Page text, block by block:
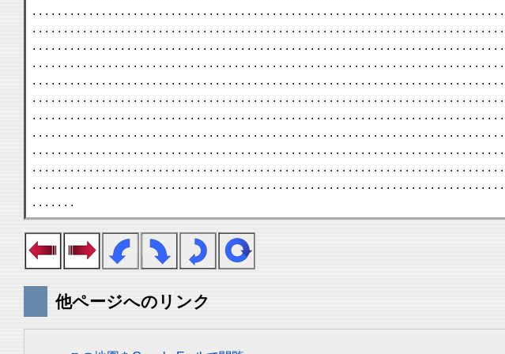
. . . . . . . . . . . . . . . . . . . . . . . . . . . . . . . . . . . . . . . . . . . . . . . . . . . . . . . . . . . . . . . . . . . . . . . . .
. . . . . . . . . . . . . . . . . . . . . . . . . . . . . . . . . . . . . . . . . . . . . . . . . . . . . . . . . . . . . . . . . . . . . . . . .
. . . . . . . . . . . . . . . . . . . . . . . . . . . . . . . . . . . . . . . . . . . . . . . . . . . . . . . . . . . . . . . . . . . . . . . . .
. . . . . . . . . . . . . . . . . . . . . . . . . . . . . . . . . . . . . . . . . . . . . . . . . . . . . . . . . . . . . . . . . . . . . . . . .
. . . . . . . . . . . . . . . . . . . . . . . . . . . . . . . . . . . . . . . . . . . . . . . . . . . . . . . . . . . . . . . . . . . . . . . . .
. . . . . . . . . . . . . . . . . . . . . . . . . . . . . . . . . . . . . . . . . . . . . . . . . . . . . . . . . . . . . . . . . . . . . . . . .
. . . . . . . . . . . . . . . . . . . . . . . . . . . . . . . . . . . . . . . . . . . . . . . . . . . . . . . . . . . . . . . . . . . . . . . . .
. . . . . . . . . . . . . . . . . . . . . . . . . . . . . . . . . . . . . . . . . . . . . . . . . . . . . . . . . . . . . . . . . . . . . . . . .
. . . . . . . . . . . . . . . . . . . . . . . . . . . . . . . . . . . . . . . . . . . . . . . . . . . . . . . . . . . . . . . . . . . . . . . . .
. . . . . . . . . . . . . . . . . . . . . . . . . . . . . . . . . . . . . . . . . . . . . . . . . . . . . . . . . . . . . . . . . . . . . . . . .
. . . . . . . . . . . . . . . . . . . . . . . . . . . . . . . . . . . . . . . . . . . . . . . . . . . . . . . . . . . . . . . . . . . . . . . . .
. . . . . . .
他ページへのリンク